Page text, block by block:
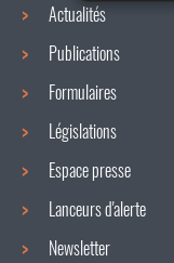
Actualités
Publications
Formulaires
Législations
Espace presse
Lanceurs d'alerte
Newsletter